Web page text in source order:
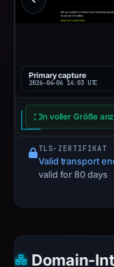
Primary capture
2026-04-06 14:03 UTC
In voller Größe
TLS-ZERTIFIKAT
Valid transport
valid for 80 days
Domain-